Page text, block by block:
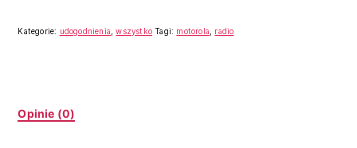
Kategorie: udogodnienia ,wszystko Tagi: motorola radio
Opinie (0)